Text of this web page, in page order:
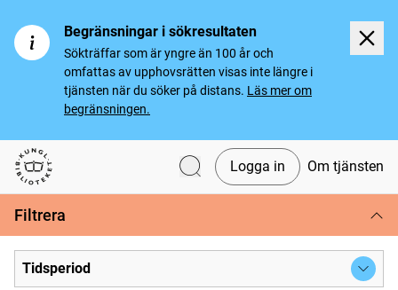
Begränsningar i sökresultaten
Sökträffar som är yngre än 100 år och
omfattas av upphovsrätten visas inte längre i
tjänsten när du söker på distans. Läs mer om
begränsningen.
Svenska tidningar
Logga in Om tjänsten
Filtrera
Tidsperiod